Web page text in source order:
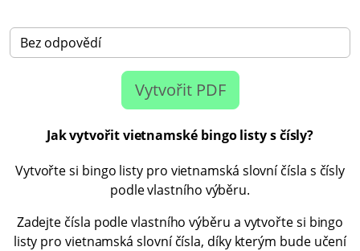
Vytvořit PDF
Jak vytvořit vietnamské bingo listy s čísly?
Vytvořte si bingo listy pro vietnamská slovní čísla s čísly
podle vlastního výběru.
Zadejte čísla podle vlastního výběru a vytvořte si bingo
listy pro vietnamská slovní čísla, díky kterým bude učení